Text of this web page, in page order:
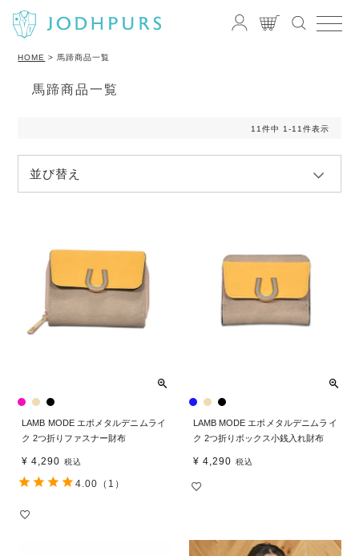
HOME 馬蹄商品一覧
馬蹄商品一覧
並び替え
11 件中 1 -11 件表示
LAMB MODE エポメタルデニムライ
ク 2つ折りファスナー財布
¥ 4,290 税込
4.00 （1）
LAMB MODE エポメタルデニムライ
ク 2つ折りボックス小銭入れ財布
¥ 4,290 税込